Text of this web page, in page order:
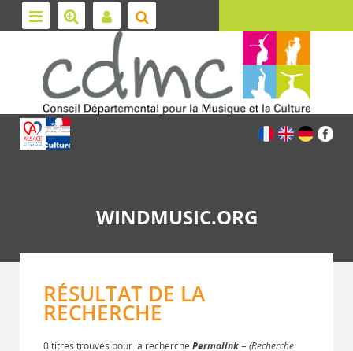
WINDMUSIC.ORG
RÉSULTAT DE LA
RECHERCHE
0 titres trouvés pour la recherche Permalink= (Recherche